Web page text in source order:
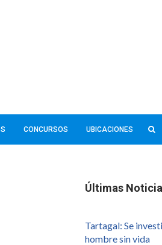
CONCURSOS UBICACIONES
Últimas
Tartagal: Se
hombre sin vida